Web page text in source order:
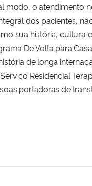
modo, o atendimento
dos pacientes,
sua história, cultura
De Volta para
de longa
Residencial
portadoras de